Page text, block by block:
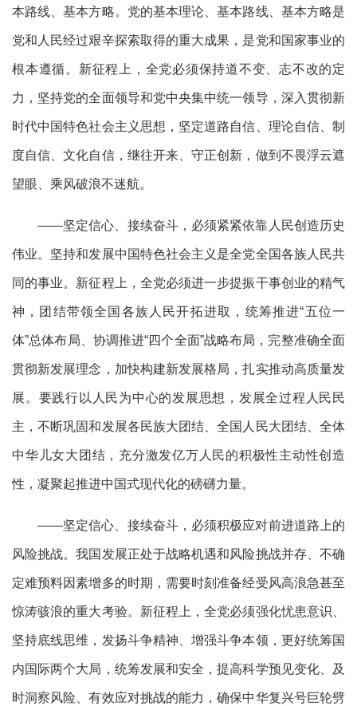
本路线、基本方略。党的基本理论、基本路线、基本方略是
党和人民经过艰辛探索取得的重大成果，是党和国家事业的
根本遵循。新征程上，全党必须保持道不变、志不改的定
力，坚持党的全面领导和党中央集中统一领导，深入贯彻新
时代中国特色社会主义思想，坚定道路自信、理论自信、制
度自信、文化自信，继往开来、守正创新，做到不畏浮云遮
望眼、乘风破浪不迷航。
——坚定信心、接续奋斗，必须紧紧依靠人民创造历史
伟业。坚持和发展中国特色社会主义是全党全国各族人民共
同的事业。新征程上，全党必须进一步提振干事创业的精气
神，团结带领全国各族人民开拓进取，统筹推进“五位一
体”总体布局、协调推进“四个全面”战略布局，完整准确全面
贯彻新发展理念，加快构建新发展格局，扎实推动高质量发
展。要践行以人民为中心的发展思想，发展全过程人民民
主，不断巩固和发展各民族大团结、全国人民大团结、全体
中华儿女大团结，充分激发亿万人民的积极性主动性创造
性，凝聚起推进中国式现代化的磅礴力量。
——坚定信心、接续奋斗，必须积极应对前进道路上的
风险挑战。我国发展正处于战略机遇和风险挑战并存、不确
定难预料因素增多的时期，需要时刻准备经受风高浪急甚至
惊涛骇浪的重大考验。新征程上，全党必须强化忧患意识、
坚持底线思维，发扬斗争精神、增强斗争本领，更好统筹国
内国际两个大局，统筹发展和安全，提高科学预见变化、及
时洞察风险、有效应对挑战的能力，确保中华复兴号巨轮劈